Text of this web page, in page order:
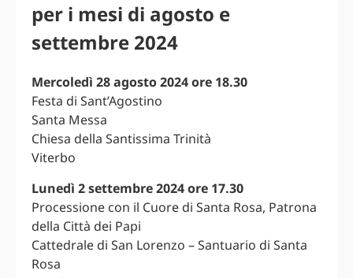
per i mesi di agosto e
settembre 2024
Mercoledì 28 agosto 2024 ore 18.30
Festa di Sant’Agostino
Santa Messa
Chiesa della Santissima Trinità
Viterbo
Lunedì 2 settembre 2024 ore 17.30
Processione con il Cuore di Santa Rosa, Patrona
della Città dei Papi
Cattedrale di San Lorenzo – Santuario di Santa
Rosa